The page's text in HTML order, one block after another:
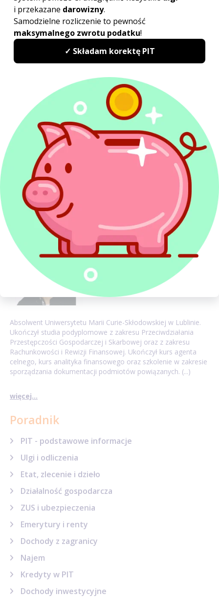
wymagane prowadzenie takiej ewidencji.
Z przytoczonych regulacji wynika zatem, że podatnik
może zaliczyć do kosztów uzyskania przychodów 75%
poniesionych wydatków, jeżeli wykorzystuje
niezwiązanych z prowadzoną działalnością, czyli
również do celów prywatnych. Natomiast jeżeli
prywatny samochód, stanowiący jego własność,
wykorzystuje dodatkowo na potrzeby firmowe, to
w kosztach PIT może ująć jedynie 20% wydatków
eksploatacyjnych.
O Autorze:Marcin Sądej
Prawnik,Spec. ds. Rachunkowości i Rewizji Finansowej
marcin.sadej@pitax.pl
Absolwent Uniwersytetu Marii Curie-Skłodowskiej w Lublinie.
Ukończył studia podyplomowe z zakresu Przeciwdziałania
Przestępczości Gospodarczej i Skarbowej oraz z zakresu
Rachunkowości i Rewizji Finansowej. Ukończył kurs agenta
celnego, kurs analityka finansowego oraz szkolenie w zakresie
sporządzania dokumentacji podmiotów powiązanych. (...)
więcej...
Poradnik
PIT - podstawowe informacje
Ulgi i odliczenia
Etat, zlecenie i dzieło
Działalność gospodarcza
ZUS i ubezpieczenia
Emerytury i renty
Dochody z zagranicy
Najem
Kredyty w PIT
Dochody inwestycyjne